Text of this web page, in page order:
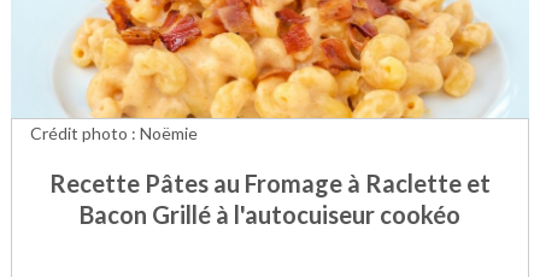
Recette Pâtes au Fromage à Raclette et
Bacon Grillé à l'autocuiseur cookéo
Crédit photo : Noëmie